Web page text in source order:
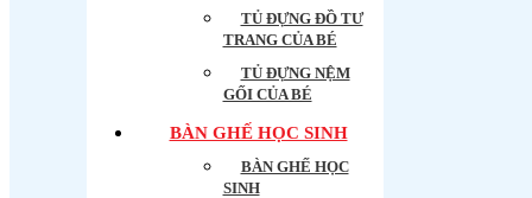
TỦ ĐỰNG ĐỒ TƯ
TRANG CỦA BÉ
TỦ ĐỰNG NỆM
GỐI CỦA BÉ
BÀN GHẾ HỌC SINH
BÀN GHẾ HỌC
SINH